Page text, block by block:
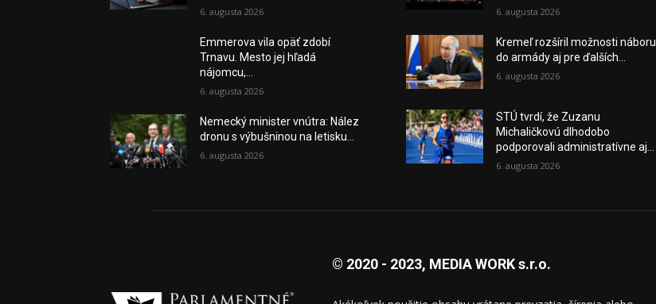
6. augusta 2026
Emmerova vila opäť zdobí
Trnavu. Mesto jej hľadá
nájomcu,...
6. augusta 2026
Nemecký minister vnútra: Nález
dronu s výbušninou na letisku...
6. augusta 2026
6. augusta 2026
Kremeľ rozšíril možnosti náboru
do armády aj pre ďalších...
6. augusta 2026
STÚ tvrdí, že Zuzanu
Michaličkovú dlhodobo
podporovali administratívne aj...
6. augusta 2026
© 2020 - 2023, MEDIA WORK s.r.o.